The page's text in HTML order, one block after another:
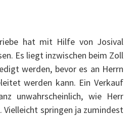
hat mit Hilfe von Josival
Es liegt inzwischen beim Zoll
werden, bevor es an Herrn
werden kann. Ein Verkauf
unwahrscheinlich, wie Herr
springen ja zumindest